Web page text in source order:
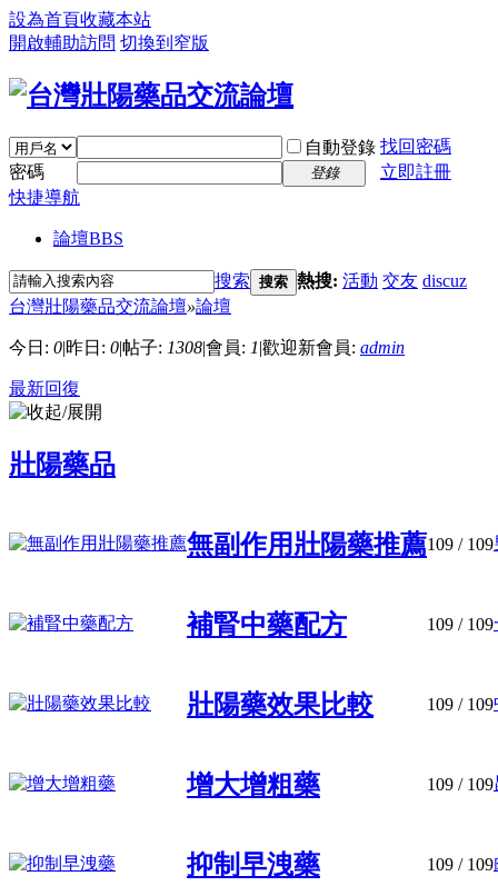
設為首頁收藏本站
開啟輔助訪問 切換到窄版
自動登錄 找回密碼
密碼
登錄
立即註冊
快捷導航
論壇BBS
搜索 搜索 熱搜: 活動 交友 discuz
台灣壯陽藥品交流論壇»論壇
今日: 0|昨日: 0|帖子: 1308|會員: 1|歡迎新會員: admin
最新回復
壯陽藥品
無副作用壯陽藥推薦109 / 109
補腎中藥配方 109 / 109
壯陽藥效果比較 109 / 109
增大增粗藥 109 / 109
抑制早洩藥 109 / 109